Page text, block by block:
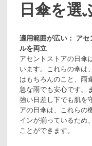
日傘を選
適用範囲が広い： アセ
ルを両立
アセントストアの日傘
います。これらの傘は
はもちろんのこと、雨
急な雨でも安心です。
強い日差し下でも肌を
アの日傘は、これらの
インが揃っているため
ことができます。